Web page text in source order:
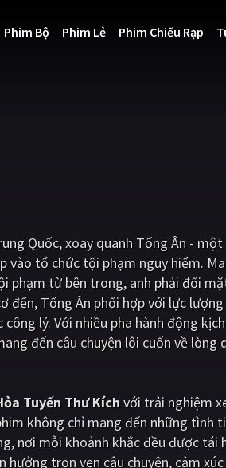
Phim Bộ Phim Lẻ Phim Chiếu Rạp
Quốc, xoay quanh Tống Ân -
vào tổ chức tội phạm nguy hiểm.
phạm từ bên trong, anh phải đối
đến, Tống Ân phối hợp với lực
lý. Với nhiều pha hành động
đến câu chuyện lôi cuốn về lòng
Tuyến Thư Kíchvới trải nghiệm
không chỉ mang đến những tình
nơi mỗi khoảnh khắc đều được tái
trọn vẹn câu chuyện, cảm